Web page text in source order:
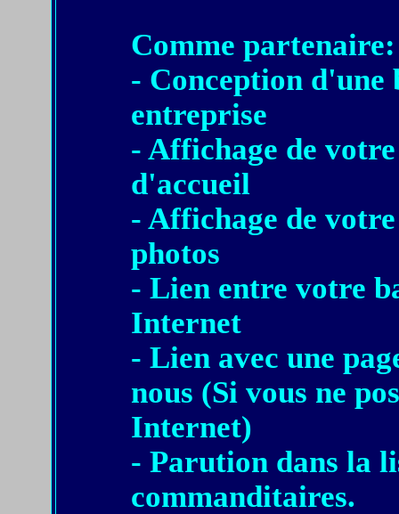
Comme partenaire:
- Conception d'une
entreprise
- Affichage de
d'accueil
- Affichage de
photos
- Lien entre votre
Internet
- Lien avec une
nous (Si vous ne
Internet)
- Parution dans la
commanditaires.